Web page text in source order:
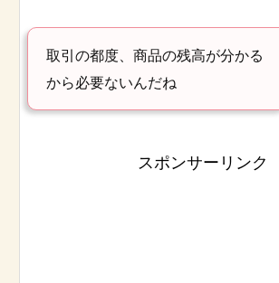
取引の都度、商品の残高が分かる
から必要ないんだね
スポンサーリンク